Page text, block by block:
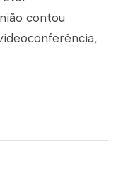
contou